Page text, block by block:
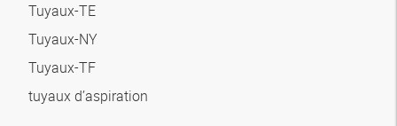
Tuyaux-TE
Tuyaux-NY
Tuyaux-TF
tuyaux d’aspiration